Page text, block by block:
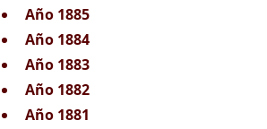
Año 1885
Año 1884
Año 1883
Año 1882
Año 1881